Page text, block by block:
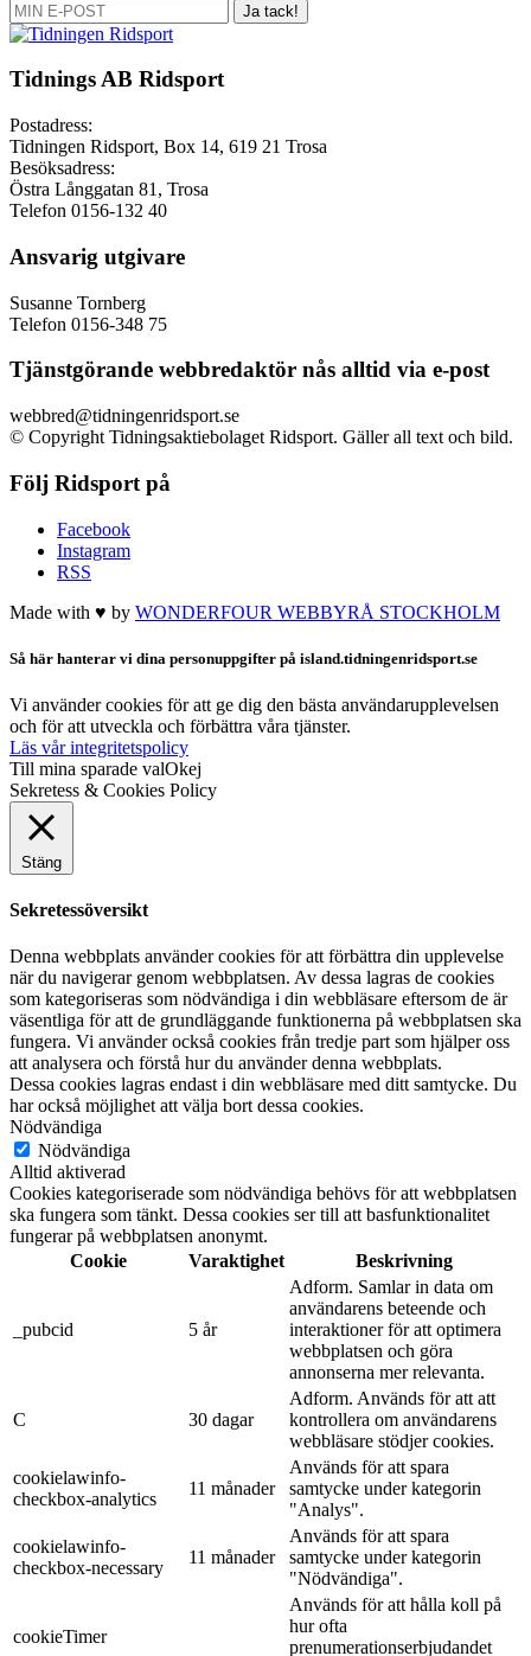
Ja tack!
Tidnings AB Ridsport
Postadress:
Tidningen Ridsport, Box 14, 619 21 Trosa
Besöksadress:
Östra Långgatan 81, Trosa
Telefon 0156-132 40
Ansvarig utgivare
Susanne Tornberg
Telefon 0156-348 75
Tjänstgörande webbredaktör nås alltid via e-post
webbred@tidningenridsport.se
© Copyright Tidningsaktiebolaget Ridsport. Gäller all text och bild.
Följ Ridsport på
Facebook
Instagram
RSS
Made with ♥ by WONDERFOUR WEBBYRÅ STOCKHOLM
Så här hanterar vi dina personuppgifter på island.tidningenridsport.se
Vi använder cookies för att ge dig den bästa användarupplevelsen
och för att utveckla och förbättra våra tjänster.
Läs vår integritetspolicy
Till mina sparade valOkej
Sekretess & Cookies Policy
Stäng
Sekretessöversikt
Denna webbplats använder cookies för att förbättra din upplevelse
när du navigerar genom webbplatsen. Av dessa lagras de cookies
som kategoriseras som nödvändiga i din webbläsare eftersom de är
väsentliga för att de grundläggande funktionerna på webbplatsen ska
fungera. Vi använder också cookies från tredje part som hjälper oss
att analysera och förstå hur du använder denna webbplats.
Dessa cookies lagras endast i din webbläsare med ditt samtycke. Du
har också möjlighet att välja bort dessa cookies.
Nödvändiga
Nödvändiga
Alltid aktiverad
Cookies kategoriserade som nödvändiga behövs för att webbplatsen
ska fungera som tänkt. Dessa cookies ser till att basfunktionalitet
fungerar på webbplatsen anonymt.
Cookie
Varaktighet Beskrivning
_pubcid 5 år
Adform. Samlar in data om
användarens beteende och
interaktioner för att optimera
webbplatsen och göra
annonserna mer relevanta.
C 30 dagar
Adform. Används för att att
kontrollera om användarens
webbläsare stödjer cookies.
cookielawinfo-
checkbox-analytics
11 månader
Används för att spara
samtycke under kategorin
"Analys".
cookielawinfo-
checkbox-necessary
11 månader
Används för att spara
samtycke under kategorin
"Nödvändiga".
cookieTimer
Används för att hålla koll på
hur ofta
prenumerationserbjudandet